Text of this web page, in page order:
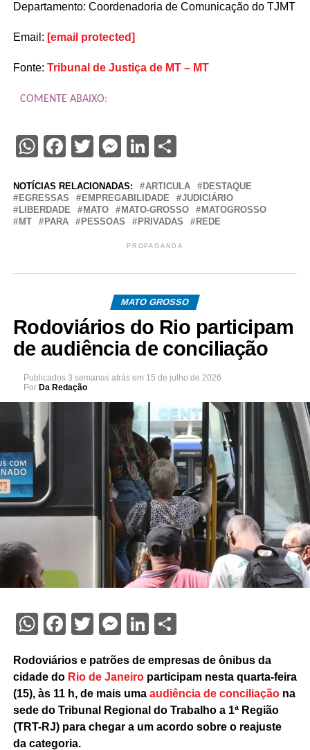
Departamento: Coordenadoria de Comunicação do TJMT
Email: [email protected]
Fonte: Tribunal de Justiça de MT – MT
COMENTE ABAIXO:
WhatsApp
Facebook
TwitterMessenger
LinkedIn
NOTÍCIAS RELACIONADAS: ARTICULA
DESTAQUE
EGRESSAS
EMPREGABILIDADE
JUDICIÁRIO
LIBERDADE
MATO MATO-GROSSO
MATOGROSSO
MT
PARA PESSOAS PRIVADAS REDE
PROPAGANDA
MATO GROSSO
Rodoviários do Rio participam
de audiência de conciliação
Publicados 3 semanas atrás em 15 de julho de 2026
Por Da Redação
WhatsApp
Facebook
Twitter
Messenger
LinkedIn
Share
Rodoviários e patrões de empresas de ônibus da
cidade do Rio de Janeiroparticipam nesta quarta-feira
(15), às 11 h, de mais uma audiência de conciliaçãona
sede do Tribunal Regional do Trabalho a 1ª Região
(TRT-RJ) para chegar a um acordo sobre o reajuste
da categoria.